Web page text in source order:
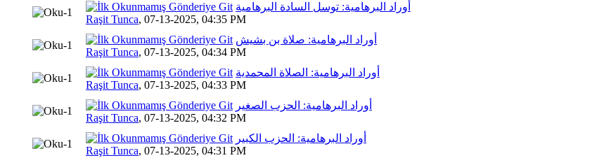
أوراد البرهامية: توسل السادة البرهامية
Raşit Tunca, 07-13-2025, 04:35 PM
8 Oy(lar) - Ortalama 5 üzerinden 3
أوراد البرهامية: صلاة بن بشيش
Raşit Tunca, 07-13-2025, 04:34 PM
8 Oy(lar) - Ortalama 5 üzerinden 3
أوراد البرهامية: الصلاة المحمدية
Raşit Tunca, 07-13-2025, 04:33 PM
7 Oy(lar) - Ortalama 5 üzerinden 2.86
أوراد البرهامية: الحزب الصغير
Raşit Tunca, 07-13-2025, 04:32 PM
7 Oy(lar) - Ortalama 5 üzerinden 3.43
أوراد البرهامية: الحزب الكبير
Raşit Tunca, 07-13-2025, 04:31 PM
8 Oy(lar) - Ortalama 5 üzerinden 1.88